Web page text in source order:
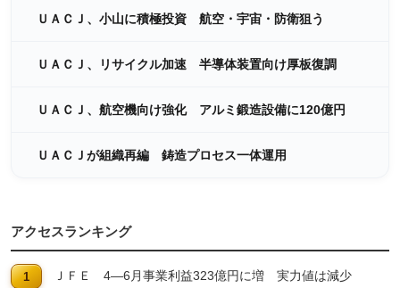
ＵＡＣＪ、小山に積極投資 航空・宇宙・防衛狙う
ＵＡＣＪ、リサイクル加速 半導体装置向け厚板復調
ＵＡＣＪ、航空機向け強化 アルミ鍛造設備に120億円
ＵＡＣＪが組織再編 鋳造プロセス一体運用
アクセスランキング
ＪＦＥ 4―6月事業利益323億円に増 実力値は減少